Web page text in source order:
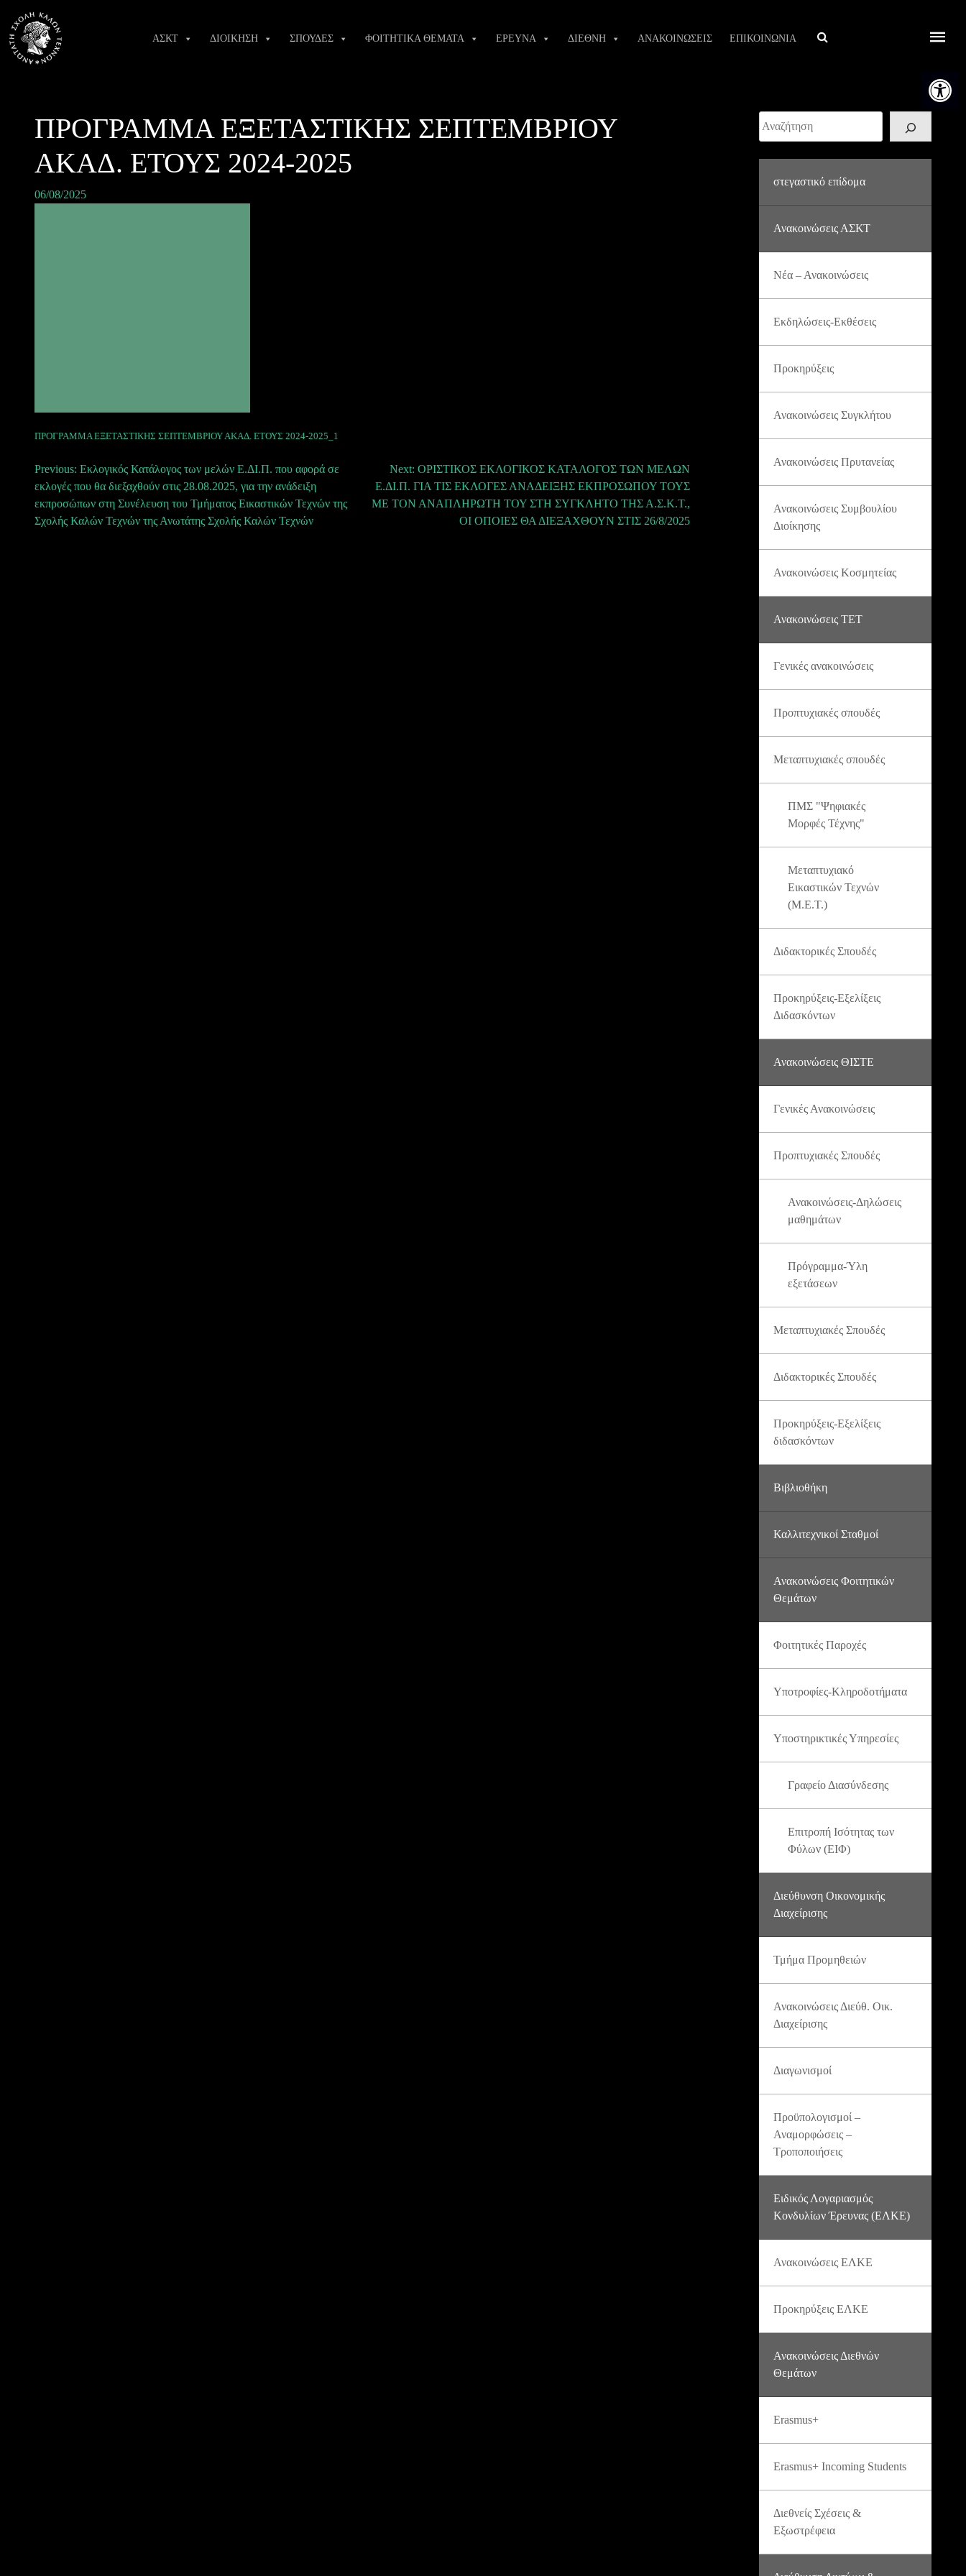
Ανοίξτε
content
ΑΣΚΤ ΔΙΟΙΚΗΣΗ ΣΠΟΥΔΕΣ ΦΟΙΤΗΤΙΚΑ ΘΕΜΑΤΑ ΕΡΕΥΝΑ ΔΙΕΘΝΗ ΑΝΑΚΟΙΝΩΣΕΙΣ ΕΠΙΚΟΙΝΩΝΙΑ Αναζήτηση
ΠΡΟΓΡΑΜΜΑ ΕΞΕΤΑΣΤΙΚΗΣ ΣΕΠΤΕΜΒΡΙΟΥ
ΑΚΑΔ. ΕΤΟΥΣ 2024-2025
06/08/2025
ΠΡΟΓΡΑΜΜΑ ΕΞΕΤΑΣΤΙΚΗΣ ΣΕΠΤΕΜΒΡΙΟΥ ΑΚΑΔ. ΕΤΟΥΣ 2024-2025_1
Πλοήγηση
άρθρων
Previous: Εκλογικός Κατάλογος των μελών Ε.ΔΙ.Π. που αφορά σε
εκλογές που θα διεξαχθούν στις 28.08.2025, για την ανάδειξη
εκπροσώπων στη Συνέλευση του Τμήματος Εικαστικών Τεχνών της
Σχολής Καλών Τεχνών της Ανωτάτης Σχολής Καλών Τεχνών
Next: ΟΡΙΣΤΙΚΟΣ ΕΚΛΟΓΙΚΟΣ ΚΑΤΑΛΟΓΟΣ ΤΩΝ ΜΕΛΩΝ
Ε.ΔΙ.Π. ΓΙΑ ΤΙΣ ΕΚΛΟΓΕΣ ΑΝΑΔΕΙΞΗΣ ΕΚΠΡΟΣΩΠΟΥ ΤΟΥΣ
ΜΕ ΤΟΝ ΑΝΑΠΛΗΡΩΤΗ ΤΟΥ ΣΤΗ ΣΥΓΚΛΗΤΟ ΤΗΣ Α.Σ.Κ.Τ.,
ΟΙ ΟΠΟΙΕΣ ΘΑ ΔΙΕΞΑΧΘΟΥΝ ΣΤΙΣ 26/8/2025
Αναζήτηση
στεγαστικό επίδομα
Ανακοινώσεις ΑΣΚΤ
Νέα – Ανακοινώσεις
Εκδηλώσεις-Εκθέσεις
Προκηρύξεις
Ανακοινώσεις Συγκλήτου
Ανακοινώσεις Πρυτανείας
Ανακοινώσεις Συμβουλίου
Διοίκησης
Ανακοινώσεις Κοσμητείας
Ανακοινώσεις ΤΕΤ
Γενικές ανακοινώσεις
Προπτυχιακές σπουδές
Μεταπτυχιακές σπουδές
ΠΜΣ "Ψηφιακές
Μορφές Τέχνης"
Μεταπτυχιακό
Εικαστικών Τεχνών
(Μ.Ε.Τ.)
Διδακτορικές Σπουδές
Προκηρύξεις-Εξελίξεις
Διδασκόντων
Ανακοινώσεις ΘΙΣΤΕ
Γενικές Ανακοινώσεις
Προπτυχιακές Σπουδές
Ανακοινώσεις-Δηλώσεις
μαθημάτων
Πρόγραμμα-Ύλη
εξετάσεων
Μεταπτυχιακές Σπουδές
Διδακτορικές Σπουδές
Προκηρύξεις-Εξελίξεις
διδασκόντων
Βιβλιοθήκη
Καλλιτεχνικοί Σταθμοί
Ανακοινώσεις Φοιτητικών
Θεμάτων
Φοιτητικές Παροχές
Υποτροφίες-Κληροδοτήματα
Υποστηρικτικές Υπηρεσίες
Γραφείο Διασύνδεσης
Επιτροπή Ισότητας των
Φύλων (ΕΙΦ)
Διεύθυνση Οικονομικής
Διαχείρισης
Τμήμα Προμηθειών
Ανακοινώσεις Διεύθ. Οικ.
Διαχείρισης
Διαγωνισμοί
Προϋπολογισμοί –
Αναμορφώσεις –
Τροποποιήσεις
Ειδικός Λογαριασμός
Κονδυλίων Έρευνας (ΕΛΚΕ)
Ανακοινώσεις ΕΛΚΕ
Προκηρύξεις ΕΛΚΕ
Ανακοινώσεις Διεθνών
Θεμάτων
Erasmus+
Erasmus+ Incoming Students
Διεθνείς Σχέσεις &
Εξωστρέφεια